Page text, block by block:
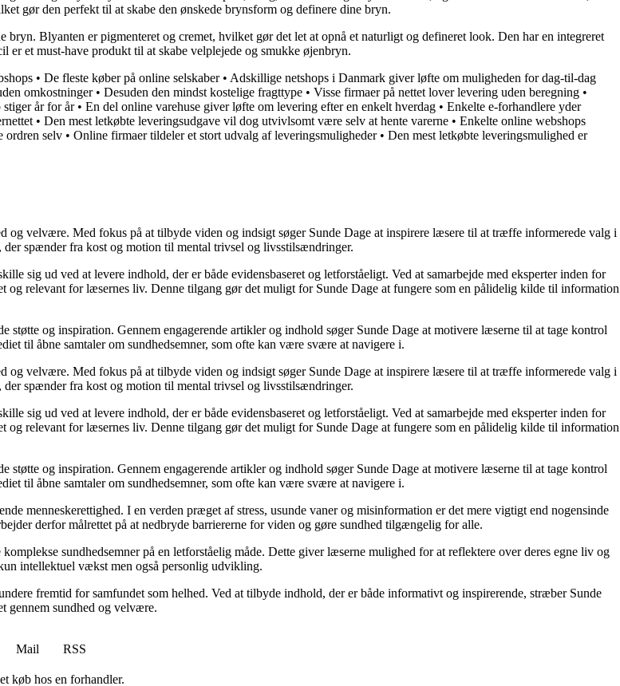
gør den perfekt til at skabe den ønskede brynsform og definere dine bryn.
Blyanten er pigmenteret og cremet, hvilket gør det let at opnå et naturligt og defineret look. Den har en integreret
er et must-have produkt til at skabe velplejede og smukke øjenbryn.
• De fleste køber på online selskaber• Adskillige netshops i Danmark giver løfte om muligheden for dag-til-dag
omkostninger• Desuden den mindst kostelige fragttype • Visse firmaer på nettet lover levering uden beregning •
år for år• En del online varehuse giver løfte om levering efter en enkelt hverdag • Enkelte e-forhandlere yder
• Den mest letkøbte leveringsudgave vil dog utvivlsomt være selv at hente varerne • Enkelte online webshops
ordren selv • Online firmaer tildeler et stort udvalg af leveringsmuligheder• Den mest letkøbte leveringsmulighed er
og velvære. Med fokus på at tilbyde viden og indsigt søger Sunde Dage at inspirere læsere til at træffe informerede valg i
spænder fra kost og motion til mental trivsel og livsstilsændringer.
sig ud ved at levere indhold, der er både evidensbaseret og letforståeligt. Ved at samarbejde med eksperter inden for
og relevant for læsernes liv. Denne tilgang gør det muligt for Sunde Dage at fungere som en pålidelig kilde til information
og inspiration. Gennem engagerende artikler og indhold søger Sunde Dage at motivere læserne til at tage kontrol
til åbne samtaler om sundhedsemner, som ofte kan være svære at navigere i.
og velvære. Med fokus på at tilbyde viden og indsigt søger Sunde Dage at inspirere læsere til at træffe informerede valg i
spænder fra kost og motion til mental trivsel og livsstilsændringer.
sig ud ved at levere indhold, der er både evidensbaseret og letforståeligt. Ved at samarbejde med eksperter inden for
og relevant for læsernes liv. Denne tilgang gør det muligt for Sunde Dage at fungere som en pålidelig kilde til information
og inspiration. Gennem engagerende artikler og indhold søger Sunde Dage at motivere læserne til at tage kontrol
til åbne samtaler om sundhedsemner, som ofte kan være svære at navigere i.
menneskerettighed. I en verden præget af stress, usunde vaner og misinformation er det mere vigtigt end nogensinde
derfor målrettet på at nedbryde barriererne for viden og gøre sundhed tilgængelig for alle.
sundhedsemner på en letforståelig måde. Dette giver læserne mulighed for at reflektere over deres egne liv og
intellektuel vækst men også personlig udvikling.
fremtid for samfundet som helhed. Ved at tilbyde indhold, der er både informativt og inspirerende, stræber Sunde
gennem sundhed og velvære.
Mail
RSS
køb hos en forhandler.